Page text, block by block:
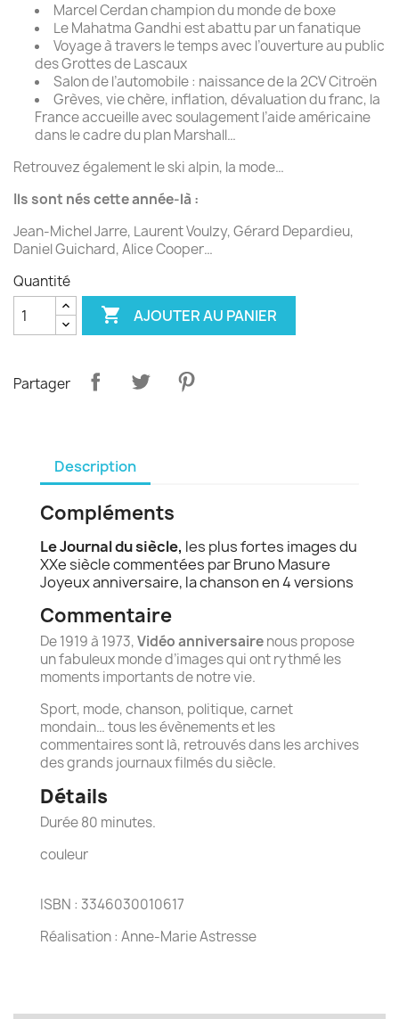
Marcel Cerdan champion du monde de boxe
Le Mahatma Gandhi est abattu par un fanatique
Voyage à travers le temps avec l’ouverture au public
des Grottes de Lascaux
Salon de l’automobile : naissance de la 2CV Citroën
Grèves, vie chère, inflation, dévaluation du franc, la
France accueille avec soulagement l’aide américaine
dans le cadre du plan Marshall…
Retrouvez également le ski alpin, la mode…
Ils sont nés cette année-là :
Jean-Michel Jarre, Laurent Voulzy, Gérard Depardieu,
Daniel Guichard, Alice Cooper…
Quantité
 AJOUTER AU PANIER
Partager
Description
Compléments
Le Journal du siècle, les plus fortes images du
XXe siècle commentées par Bruno Masure
Joyeux anniversaire, la chanson en 4 versions
Commentaire
De 1919 à 1973,Vidéo anniversairenous propose
un fabuleux monde d’images qui ont rythmé les
moments importants de notre vie.
Sport, mode, chanson, politique, carnet
mondain… tous les évènements et les
commentaires sont là, retrouvés dans les archives
des grands journaux filmés du siècle.
Détails
Durée 80 minutes.
couleur
ISBN : 3346030010617
Réalisation : Anne-Marie Astresse